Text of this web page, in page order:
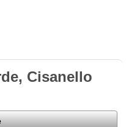
Cisanello